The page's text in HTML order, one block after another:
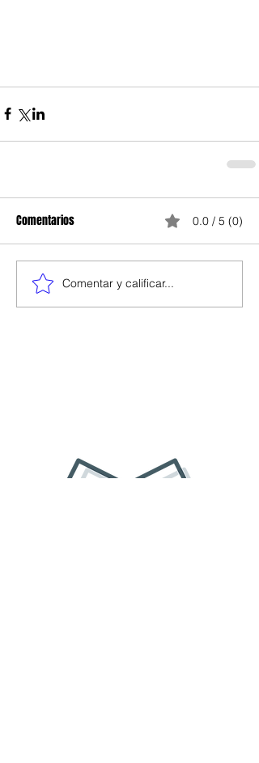
Comentarios 0.0 / 5 (0)
Comentar y calificar...